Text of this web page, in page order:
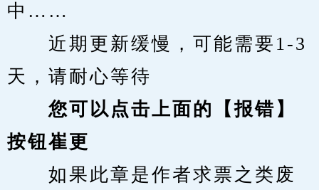
中……
近期更新缓慢，可能需要1-3
天，请耐心等待
您可以点击上面的【报错】
按钮崔更
如果此章是作者求票之类废